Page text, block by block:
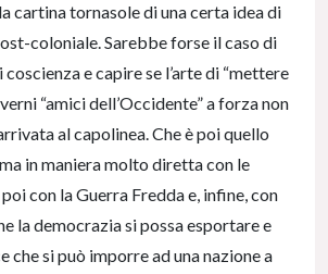
cartina tornasole di una certa idea di
coloniale. Sarebbe forse il caso di
coscienza e capire se l’arte di “mettere
“amici dell’Occidente” a forza non
al capolinea. Che è poi quello
in maniera molto diretta con le
con la Guerra Fredda e, infine, con
la democrazia si possa esportare e
che si può imporre ad una nazione a